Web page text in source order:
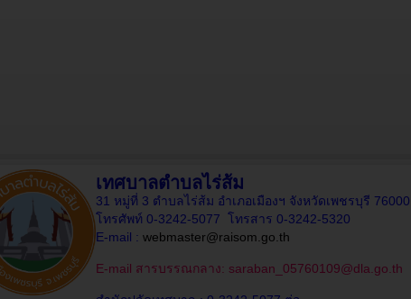
เทศบาลตำบลไร่ส้ม
31 หมู่ที่ 3 ตำบลไร่ส้ม อำเภอเมืองฯ จังหวัดเพชรบุรี 76000
โทรศัพท์ 0-3242-5077 โทรสาร 0-3242-5320
E-mail : webmaster@raisom.go.th
E-mail สารบรรณกลาง: saraban_05760109@dla.go.th